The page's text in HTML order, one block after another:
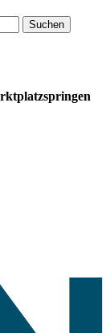
Suchen